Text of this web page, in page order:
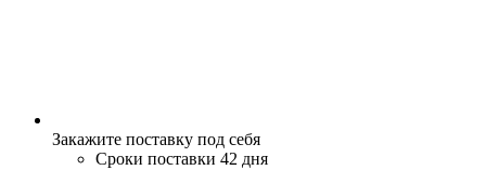
Закажите поставку под себя
Сроки поставки 42 дня